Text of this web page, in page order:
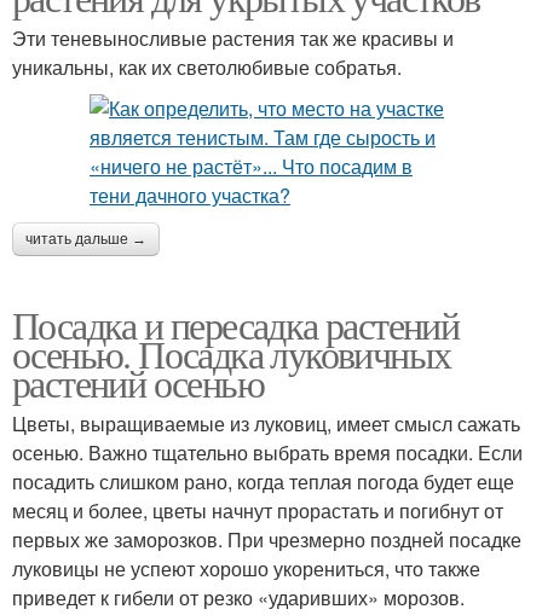
Эти теневыносливые растения так же красивы и
уникальны, как их светолюбивые собратья.
читать дальше →
Посадка и пересадка растений
осенью. Посадка луковичных
растений осенью
Цветы, выращиваемые из луковиц, имеет смысл сажать
осенью. Важно тщательно выбрать время посадки. Если
посадить слишком рано, когда теплая погода будет еще
месяц и более, цветы начнут прорастать и погибнут от
первых же заморозков. При чрезмерно поздней посадке
луковицы не успеют хорошо укорениться, что также
приведет к гибели от резко «ударивших» морозов.